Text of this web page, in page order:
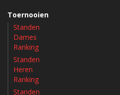
Toernooien
Standen
Dames
Ranking
Standen
Heren
Ranking
Standen